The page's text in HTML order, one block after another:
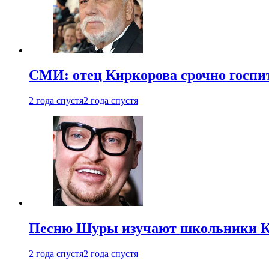
СМИ: отец Киркорова срочно
2 года спустя2 года спустя
Песню Шуры изучают школьники
2 года спустя2 года спустя